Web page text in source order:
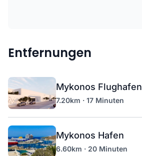
Entfernungen
Mykonos Flughafen
7.20km · 17 Minuten
Mykonos Hafen
6.60km · 20 Minuten